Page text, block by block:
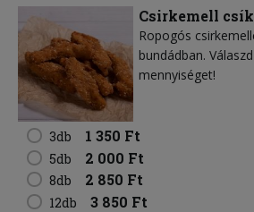
Csirkemell csík
Ropogós
bundádban.
mennyiséget!
3db 1 350 Ft
5db 2 000 Ft
8db 2 850 Ft
12db 3 850 Ft